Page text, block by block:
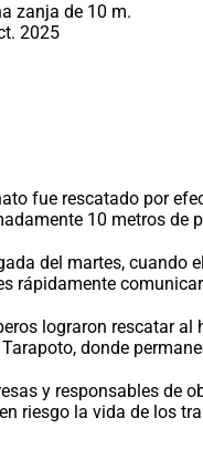
2025
fue rescatado por
10 metros
del martes, cuando
rápidamente
lograron rescatar
donde
y responsables de
riesgo la vida de los